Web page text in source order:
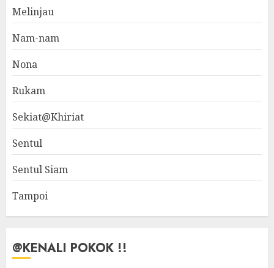
Melinjau
Nam-nam
Nona
Rukam
Sekiat@Khiriat
Sentul
Sentul Siam
Tampoi
@KENALI POKOK !!